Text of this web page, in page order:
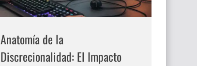
Anatomía de la
Discrecionalidad: El Impacto